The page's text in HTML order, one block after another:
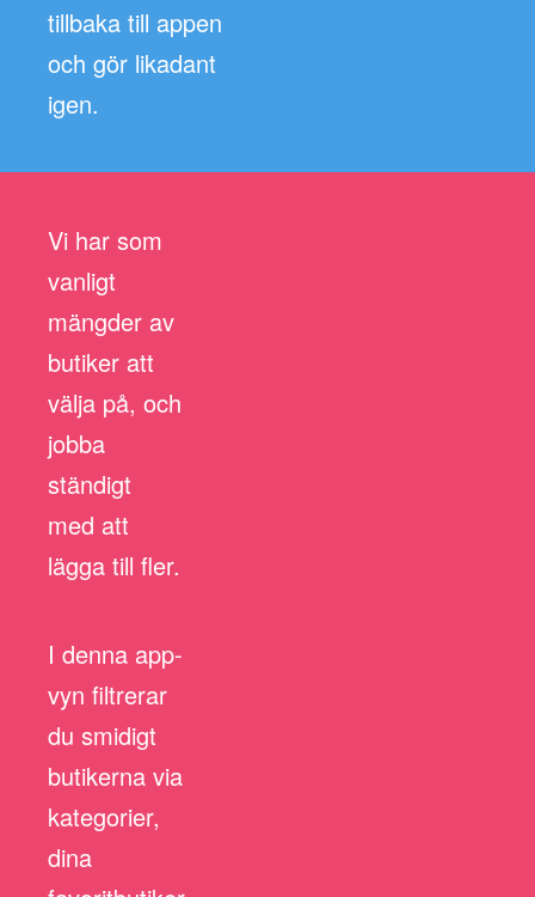
tillbaka till appen
och gör likadant
igen.
Vi har som
vanligt
mängder av
butiker att
välja på, och
jobba
ständigt
med att
lägga till fler.
I denna app-
vyn filtrerar
du smidigt
butikerna via
kategorier,
dina